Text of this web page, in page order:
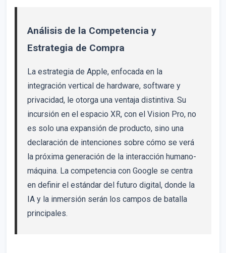
Análisis de la Competencia y
Estrategia de Compra
La estrategia de Apple, enfocada en la
integración vertical de hardware, software y
privacidad, le otorga una ventaja distintiva. Su
incursión en el espacio XR, con el Vision Pro, no
es solo una expansión de producto, sino una
declaración de intenciones sobre cómo se verá
la próxima generación de la interacción humano-
máquina. La competencia con Google se centra
en definir el estándar del futuro digital, donde la
IA y la inmersión serán los campos de batalla
principales.